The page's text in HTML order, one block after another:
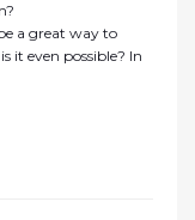
a great way to
it even possible? In